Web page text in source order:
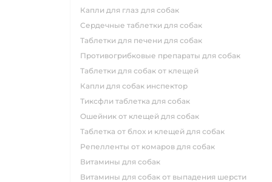
капли для глаз для собак
сердечные таблетки для собак
таблетки для печени для собак
противогрибковые препараты для собак
таблетки для собак от клещей
капли для собак инспектор
тиксфли таблетка для собак
ошейник от клещей для собак
таблетка от блох и клещей для собак
репелленты от комаров для собак
витамины для собак
витамины для собак от выпадения шерсти